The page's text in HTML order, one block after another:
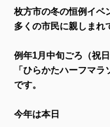
枚方市の冬の恒例イベ
多くの市民に親しまれ
例年1月中旬ごろ（祝
「ひらかたハーフマラ
です。
今年は本日